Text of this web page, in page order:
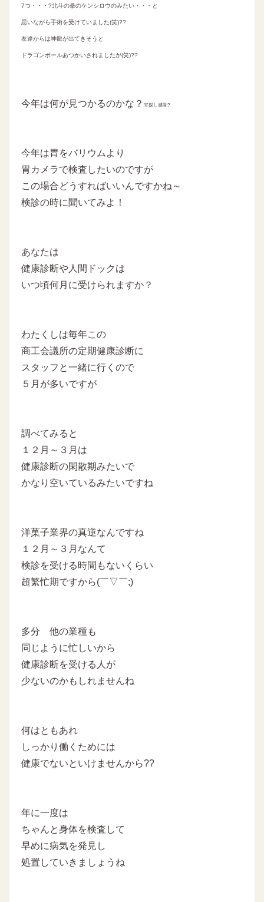
7つ・・・?北斗の拳のケンシロウのみたい・・・と
思いながら手術を受けていました(笑)??
友達からは神龍が出てきそうと
ドラゴンボールあつかいされましたが(笑)??
今年は何が見つかるのかな？ 宝探し感覚?
今年は胃をバリウムより
胃カメラで検査したいのですが
この場合どうすればいいんですかね～
検診の時に聞いてみよ！
あなたは
健康診断や人間ドックは
いつ頃何月に受けられますか？
わたくしは毎年この
商工会議所の定期健康診断に
スタッフと一緒に行くので
５月が多いですが
調べてみると
１２月～３月は
健康診断の閑散期みたいで
かなり空いているみたいですね
洋菓子業界の真逆なんですね
１２月～３月なんて
検診を受ける時間もないくらい
超繁忙期ですから(￣▽￣;)
多分 他の業種も
同じように忙しいから
健康診断を受ける人が
少ないのかもしれませんね
何はともあれ
しっかり働くためには
健康でないといけませんから??
年に一度は
ちゃんと身体を検査して
早めに病気を発見し
処置していきましょうね